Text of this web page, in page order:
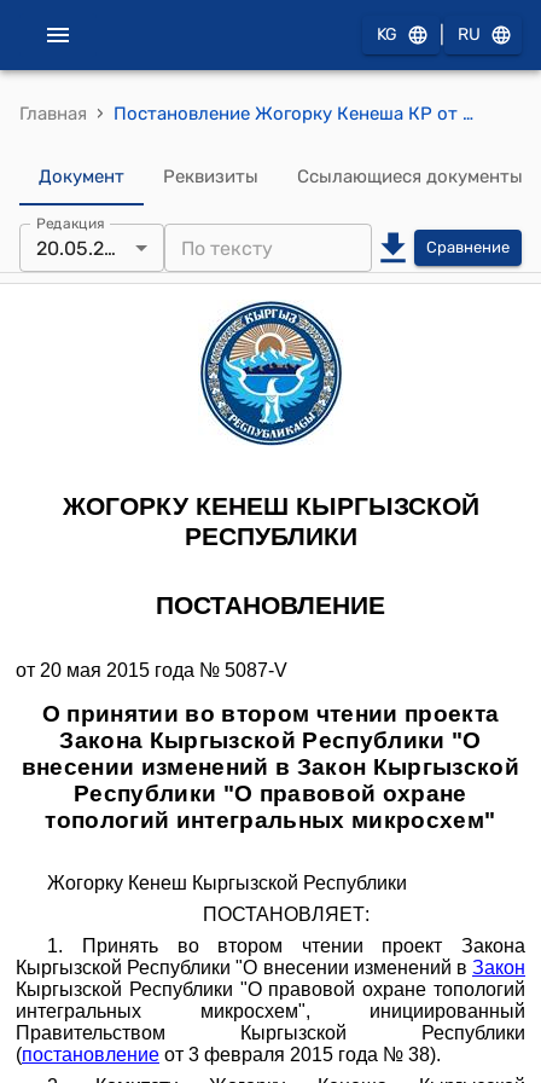
KG RU
Главная › Постановление Жогорку Кенеша КР от 20 мая 2015 года № 5087-V "О принятии во втором чтении проекта Закона Кыргызской Республики "О внесении изменений в Закон Кыргызской Республики "О правовой охране топологий интегральных микросхем"
Документ Реквизиты Ссылающиеся документы
Редакция
20.05.2015 Сравнение